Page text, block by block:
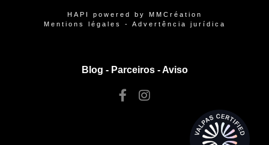
HAPI powered by
MMCréation
Mentions légales
- Advertência jurídica
Blog - Parceiros-Aviso